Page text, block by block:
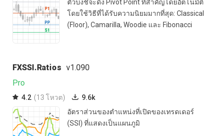
ตัวบ่งชี้จะดึง Pivot Point ที่สำคัญโดยอัตโนมัติ
โดยใช้วิธีที่ได้รับความนิยมมากที่สุด: Classical
(Floor), Camarilla, Woodie และ Fibonacci
FXSSI.Ratios v1.090
Pro
4.2 (13 โหวต)
9.6k
อัตราส่วนของตำแหน่งที่เปิดของเทรดเดอร์
(SSI) ที่แสดงเป็นแผนภูมิ